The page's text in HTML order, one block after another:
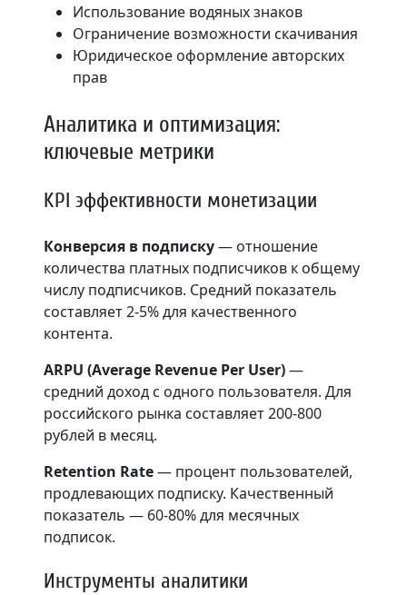
Использование водяных знаков
Ограничение возможности скачивания
Юридическое оформление авторских
прав
Аналитика и оптимизация:
ключевые метрики
KPI эффективности монетизации
Конверсия в подписку— отношение
количества платных подписчиков к общему
числу подписчиков. Средний показатель
составляет 2-5% для качественного
контента.
ARPU (Average Revenue Per User)—
средний доход с одного пользователя. Для
российского рынка составляет 200-800
рублей в месяц.
Retention Rate— процент пользователей,
продлевающих подписку. Качественный
показатель — 60-80% для месячных
подписок.
Инструменты аналитики